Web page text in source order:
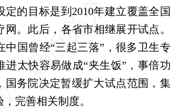
定的目标是到2010年建立覆盖全国
网。此后，各省市相继展开试点。
中国曾经“三起三落”，很多卫生专
进太快容易做成“夹生饭”，事倍功
国务院决定暂缓扩大试点范围，集
完善相关制度。